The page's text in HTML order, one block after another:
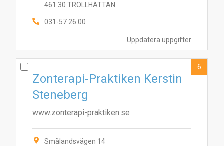
Uppdatera uppgifter
461 30 TROLLHÄTTAN
031-57 26 00
Zonterapi-Praktiken Kerstin
Steneberg
www.zonterapi-praktiken.se
Smålandsvägen 14
6